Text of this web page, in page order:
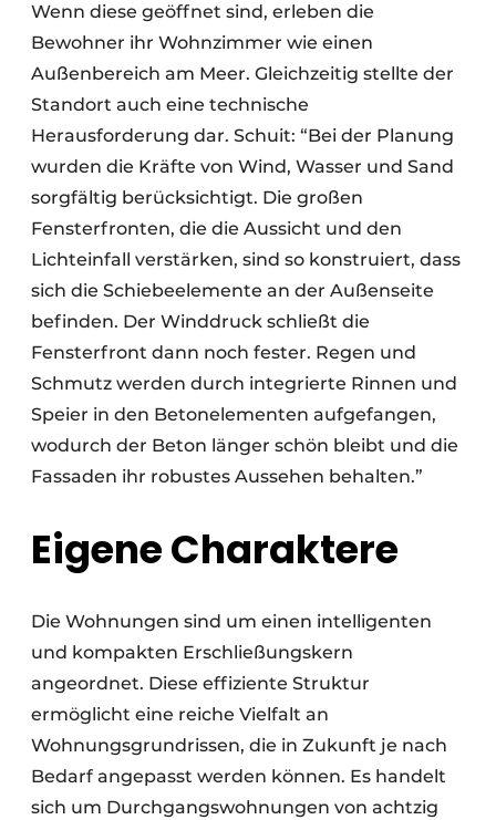
Wenn diese geöffnet sind, erleben die
Bewohner ihr Wohnzimmer wie einen
Außenbereich am Meer. Gleichzeitig stellte der
Standort auch eine technische
Herausforderung dar. Schuit: “Bei der Planung
wurden die Kräfte von Wind, Wasser und Sand
sorgfältig berücksichtigt. Die großen
Fensterfronten, die die Aussicht und den
Lichteinfall verstärken, sind so konstruiert, dass
sich die Schiebeelemente an der Außenseite
befinden. Der Winddruck schließt die
Fensterfront dann noch fester. Regen und
Schmutz werden durch integrierte Rinnen und
Speier in den Betonelementen aufgefangen,
wodurch der Beton länger schön bleibt und die
Fassaden ihr robustes Aussehen behalten.”
Eigene Charaktere
Die Wohnungen sind um einen intelligenten
und kompakten Erschließungskern
angeordnet. Diese effiziente Struktur
ermöglicht eine reiche Vielfalt an
Wohnungsgrundrissen, die in Zukunft je nach
Bedarf angepasst werden können. Es handelt
sich um Durchgangswohnungen von achtzig